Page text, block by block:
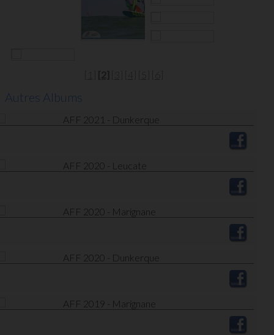
Autres Albums
AFF 2021 - Dunkerque
AFF 2020 - Leucate
AFF 2020 - Marignane
AFF 2020 - Dunkerque
AFF 2019 - Marignane